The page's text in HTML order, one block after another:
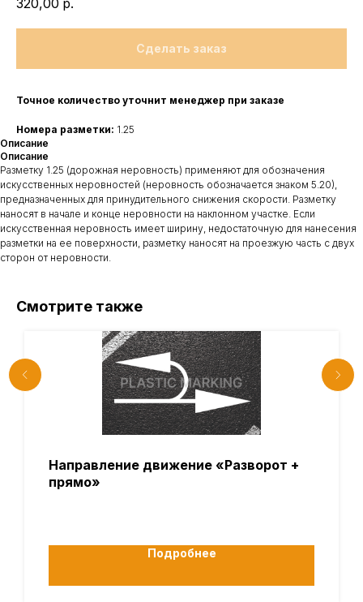
320,00 р.
Сделать заказ
Точное количество уточнит менеджер при заказе
Номера разметки: 1.25
Описание
Описание
Разметку 1.25 (дорожная неровность) применяют для обозначения
искусственных неровностей (неровность обозначается знаком 5.20),
предназначенных для принудительного снижения скорости. Разметку
наносят в начале и конце неровности на наклонном участке. Если
искусственная неровность имеет ширину, недостаточную для нанесения
разметки на ее поверхности, разметку наносят на проезжую часть с двух
сторон от неровности.
Смотрите также
Направление движение «Разворот +
прямо»
Подробнее